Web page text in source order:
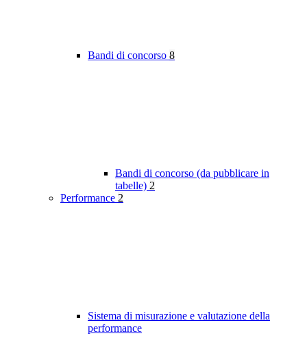
Bandi di concorso 8
Bandi di concorso (da pubblicare in
tabelle) 2
Performance 2
Sistema di misurazione e valutazione della
performance